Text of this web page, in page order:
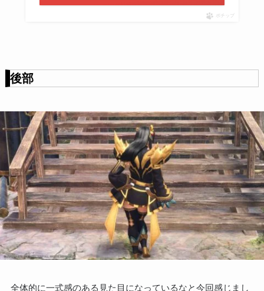
ポチップ
後部
全体的に一式感のある見た目になっているなと今回感じまし